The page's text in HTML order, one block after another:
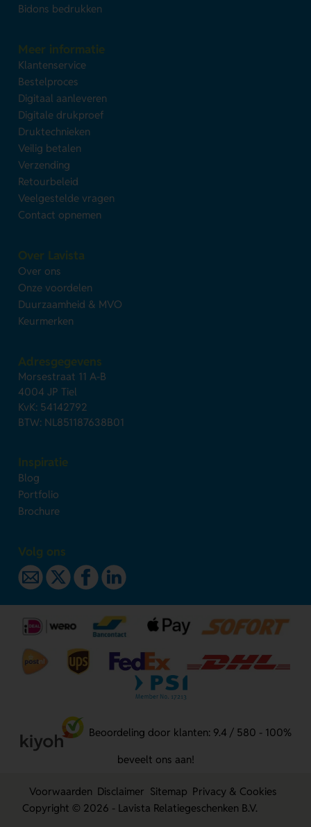
Bidons bedrukken
Meer informatie
Klantenservice
Bestelproces
Digitaal aanleveren
Digitale drukproef
Druktechnieken
Veilig betalen
Verzending
Retourbeleid
Veelgestelde vragen
Contact opnemen
Over Lavista
Over ons
Onze voordelen
Duurzaamheid & MVO
Keurmerken
Adresgegevens
Morsestraat 11 A-B
4004 JP Tiel
KvK: 54142792
BTW: NL851187638B01
Inspiratie
Blog
Portfolio
Brochure
Volg ons
Beoordeling door klanten: 9.4 / 580 - 100%
beveelt ons aan!
Voorwaarden Disclaimer Sitemap Privacy & Cookies
Copyright © 2026 - Lavista Relatiegeschenken B.V.